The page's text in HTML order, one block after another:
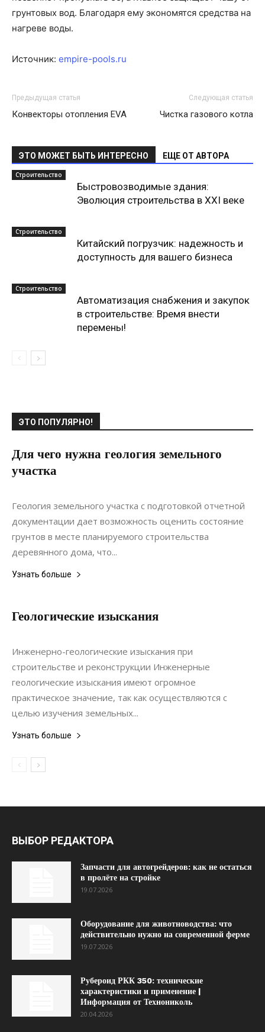
грунтовых вод. Благодаря ему экономятся средства на
нагреве воды.
Источник: empire-pools.ru
Предыдущая статья
Конвекторы отопления EVA
Следующая статья
Чистка газового котла
ЭТО МОЖЕТ БЫТЬ ИНТЕРЕСНО ЕЩЕ ОТ АВТОРА
Строительство
Быстровозводимые здания:
Эволюция строительства в XXI веке
Строительство
Китайский погрузчик: надежность и
доступность для вашего бизнеса
Строительство
Автоматизация снабжения и закупок
в строительстве: Время внести
перемены!
ЭТО ПОПУЛЯРНО!
Для чего нужна геология земельного
участка
27.04.2019
Геология земельного участка с подготовкой отчетной
документации дает возможность оценить состояние
грунтов в месте планируемого строительства
деревянного дома, что...
Узнать больше
Геологические изыскания
10.06.2020
Инженерно-геологические изыскания при
строительстве и реконструкции Инженерные
геологические изыскания имеют огромное
практическое значение, так как осуществляются с
целью изучения земельных...
Узнать больше
ВЫБОР РЕДАКТОРА
Запчасти для автогрейдеров: как не остаться
в пролёте на стройке
19.07.2026
Оборудование для животноводства: что
действительно нужно на современной ферме
19.07.2026
Рубероид РКК 350: технические
характеристики и применение |
Информация от Технониколь
20.04.2026